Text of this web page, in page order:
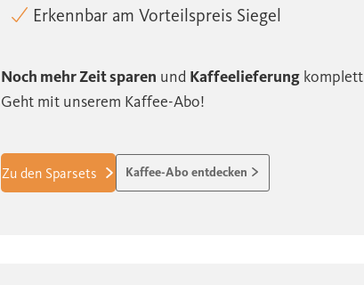
Erkennbar am Vorteilspreis Siegel
Noch mehr Zeit sparen und Kaffeelieferung komplett
Geht mit unserem Kaffee-Abo!
Zu den Sparsets